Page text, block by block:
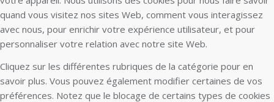
quand vous visitez nos sites Web, comment vous interagissez
avec nous, pour enrichir votre expérience utilisateur, et pour
personnaliser votre relation avec notre site Web.
Cliquez sur les différentes rubriques de la catégorie pour en
savoir plus. Vous pouvez également modifier certaines de vos
préférences. Notez que le blocage de certains types de cookies